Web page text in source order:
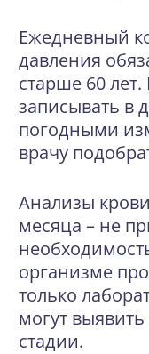
Ежедневный
давления
старше 60
записывать в
погодными
врачу
Анализы
месяца – не
организме
только
могут
стадии.